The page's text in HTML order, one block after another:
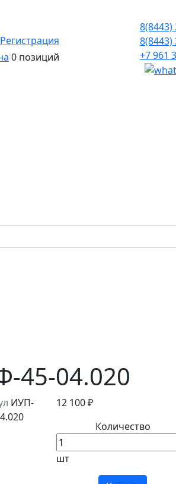
Регистрация
0 позиций
8(8443)
8(8443)
+7 961
45-04.020
ИУП-
12 100 ₽
Количество
шт